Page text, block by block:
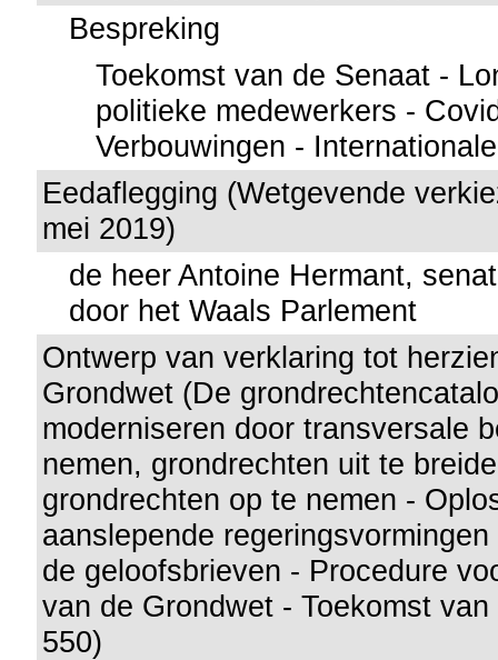
Bespreking
Toekomst van de Senaat -
politieke medewerkers -
Verbouwingen -
Eedaflegging (Wetgevende
mei 2019)
de heer Antoine Hermant,
door het Waals Parlement
Ontwerp van verklaring tot
Grondwet (De
moderniseren door transversale
nemen, grondrechten uit te
grondrechten op te nemen -
aanslepende
de geloofsbrieven - Procedure
van de Grondwet - Toekomst
550)